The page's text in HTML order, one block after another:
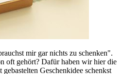
mir gar nichts zu schenken".
oft gehört? Dafür haben wir hier die
Geschenkidee schenkst